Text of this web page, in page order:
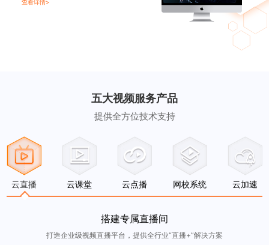
查看详情>
五大视频服务产品
提供全方位技术支持
云直播 云课堂 云点播 网校系统 云加速
搭建专属直播间
打造企业级视频直播平台，提供全行业“直播+”解决方案